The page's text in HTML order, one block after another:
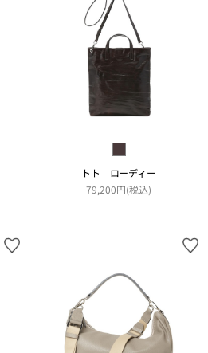
トト ローディー
79,200円(税込)